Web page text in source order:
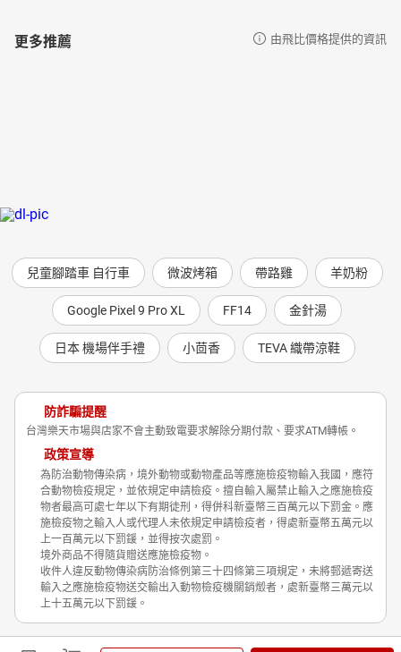
更多推薦 由飛比價格提供的資訊
兒童腳踏車 自行車 微波烤箱 帶路雞 羊奶粉
Google Pixel 9 Pro XL FF14 金針湯
日本 機場伴手禮 小茴香 TEVA 織帶涼鞋
防詐騙提醒
台灣樂天市場與店家不會主動致電要求解除分期付款、要求ATM轉帳。
政策宣導
為防治動物傳染病，境外動物或動物產品等應施檢疫物輸入我國，應符
合動物檢疫規定，並依規定申請檢疫。擅自輸入屬禁止輸入之應施檢疫
物者最高可處七年以下有期徒刑，得併科新臺幣三百萬元以下罰金。應
施檢疫物之輸入人或代理人未依規定申請檢疫者，得處新臺幣五萬元以
上一百萬元以下罰鍰，並得按次處罰。
境外商品不得隨貨贈送應施檢疫物。
收件人違反動物傳染病防治條例第三十四條第三項規定，未將郵遞寄送
輸入之應施檢疫物送交輸出入動物檢疫機關銷燬者，處新臺幣三萬元以
上十五萬元以下罰鍰。
Shopping is Entertainment!